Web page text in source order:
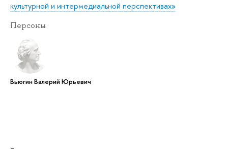
культурной и интермедиальной перспективах»
Персоны
Вьюгин Валерий Юрьевич